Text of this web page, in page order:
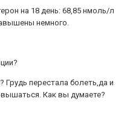
на 18 день: 68,85 нмоль/л
немного.
перестала болеть,да и
Как вы думаете?